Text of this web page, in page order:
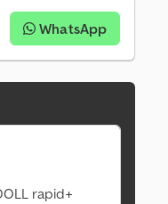
WhatsApp